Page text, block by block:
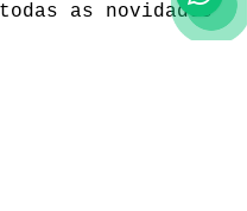
todas as novidades